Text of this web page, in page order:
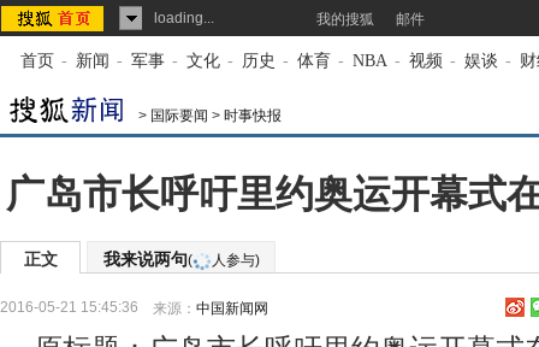
loading... 我的搜狐 邮件
首页 - 新闻 - 军事 - 文化 - 历史 - 体育 - NBA - 视频 - 娱谈 -
> 国际要闻 > 时事快报
广岛市长呼吁里约奥运开幕式
正文 我来说两句( 人参与)
2016-05-21 15:45:36 来源： 中国新闻网